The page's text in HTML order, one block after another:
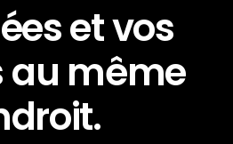
et vos
au même